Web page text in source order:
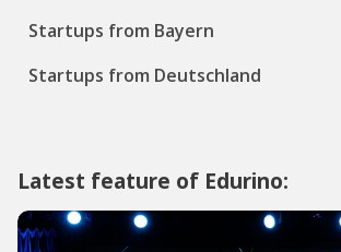
Startups from Bayern
Startups from Deutschland
Latest feature of Edurino: